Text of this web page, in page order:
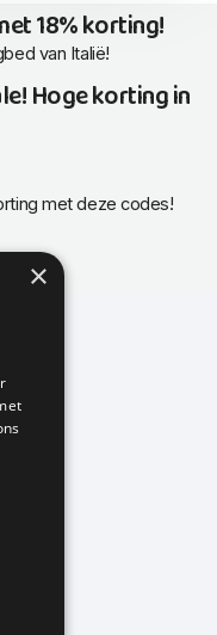
18% korting!
van Italië!
Hoge korting in
met deze codes!
×